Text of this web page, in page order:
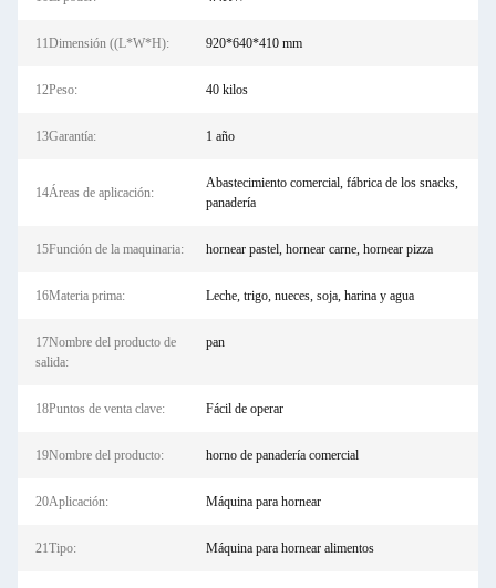
11Dimensión ((L*W*H): 920*640*410 mm
12Peso: 40 kilos
13Garantía: 1 año
14Áreas de aplicación:
Abastecimiento comercial, fábrica de los snacks,
panadería
15Función de la maquinaria: hornear pastel, hornear carne, hornear pizza
16Materia prima: Leche, trigo, nueces, soja, harina y agua
17Nombre del producto de
salida:
pan
18Puntos de venta clave: Fácil de operar
19Nombre del producto: horno de panadería comercial
20Aplicación: Máquina para hornear
21Tipo: Máquina para hornear alimentos